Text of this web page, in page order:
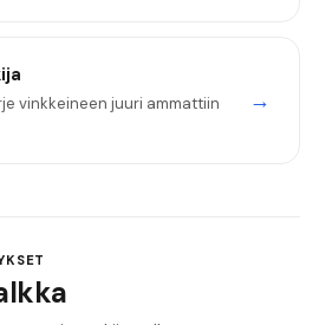
vinkkeineen juuri ammattiin
→